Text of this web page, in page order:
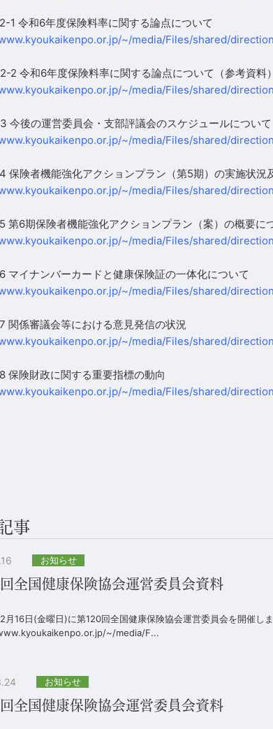
1 令和6年度保険料率に関する論点について
~/media/Files/shared/
2 令和6年度保険料率に関する論点について（参考資料）
~/media/Files/shared/
今後の運営委員会・支部評議会のスケジュールについて
~/media/Files/shared/
保険者機能強化アクションプラン（第5期）の実施状況
~/media/Files/shared/
第6期保険者機能強化アクションプラン（案）の概要に
~/media/Files/shared/
マイナンバーカードと健康保険証の一体化について
~/media/Files/shared/
関係審議会等における意見発信の状況
~/media/Files/shared/
保険財政に関する重要指標の動向
~/media/Files/shared/
事
お知らせ
全国健康保険協会運営委員会資料
月16日(金曜日)に第120回全国健康保険協会運営委員会を開催し
~/media/F...
お知らせ
全国健康保険協会運営委員会資料